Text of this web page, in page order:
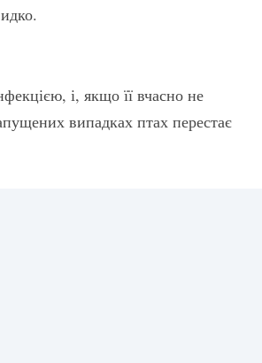
і, якщо її вчасно не
випадках птах перестає